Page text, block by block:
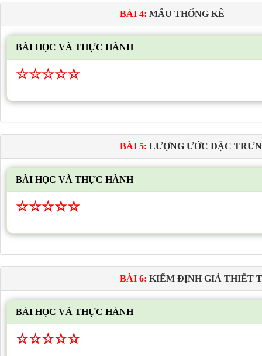
BÀI 4: MẪU THỐNG KÊ
BÀI HỌC VÀ THỰC HÀNH
☆☆☆☆☆
BÀI 5: LƯỢNG ƯỚC ĐẶC
BÀI HỌC VÀ THỰC HÀNH
☆☆☆☆☆
BÀI 6: KIỂM ĐỊNH GIẢ THIẾT
BÀI HỌC VÀ THỰC HÀNH
☆☆☆☆☆